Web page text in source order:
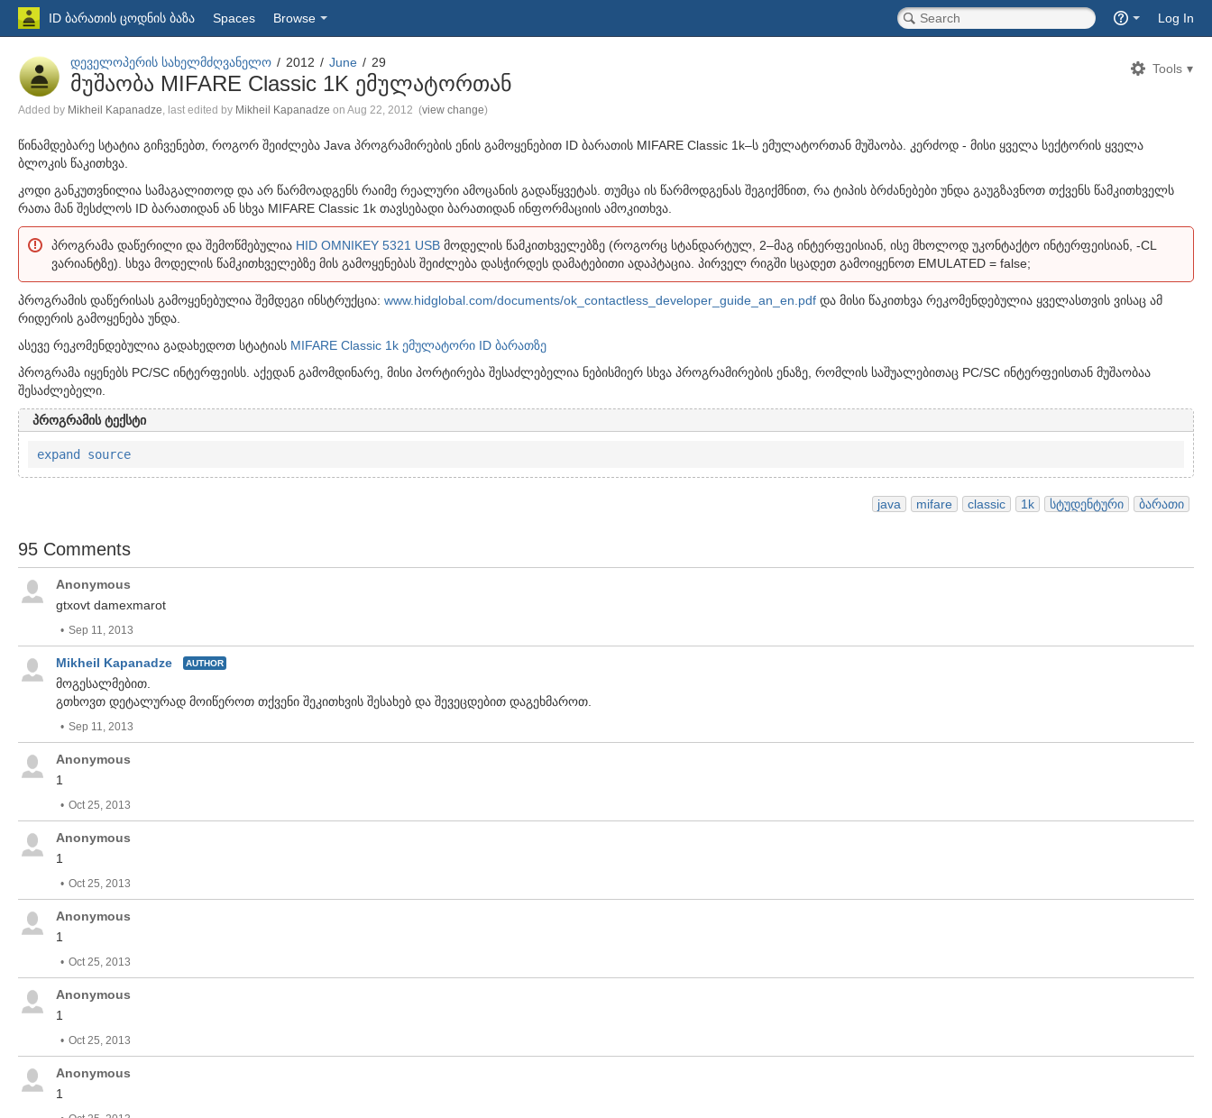
ID ბარათის ცოდნის ბაზა Spaces Browse
Quick
Search
Log In
Tools
დეველოპერის სახელმძღვანელო 2012 June 29
მუშაობა MIFARE Classic 1K ემულატორთან
Skip
end
of
metadata
Added by Mikheil Kapanadze, last edited by Mikheil Kapanadze on Aug 22, 2012 (view change)
Go
to
of
metadata
წინამდებარე სტატია გიჩვენებთ, როგორ შეიძლება Java პროგრამირების ენის გამოყენებით ID ბარათის MIFARE Classic 1k–ს ემულატორთან მუშაობა. კერძოდ - მისი ყველა სექტორის ყველა
ბლოკის წაკითხვა.
კოდი განკუთვნილია სამაგალითოდ და არ წარმოადგენს რაიმე რეალური ამოცანის გადაწყვეტას. თუმცა ის წარმოდგენას შეგიქმნით, რა ტიპის ბრძანებები უნდა გაუგზავნოთ თქვენს წამკითხველს
რათა მან შესძლოს ID ბარათიდან ან სხვა MIFARE Classic 1k თავსებადი ბარათიდან ინფორმაციის ამოკითხვა.
პროგრამა დაწერილი და შემოწმებულია HID OMNIKEY 5321 USB მოდელის წამკითხველებზე (როგორც სტანდარტულ, 2–მაგ ინტერფეისიან, ისე მხოლოდ უკონტაქტო ინტერფეისიან, -CL
ვარიანტზე). სხვა მოდელის წამკითხველებზე მის გამოყენებას შეიძლება დასჭირდეს დამატებითი ადაპტაცია. პირველ რიგში სცადეთ გამოიყენოთ EMULATED = false;
პროგრამის დაწერისას გამოყენებულია შემდეგი ინსტრუქცია: www.hidglobal.com/documents/ok_contactless_developer_guide_an_en.pdf და მისი წაკითხვა რეკომენდებულია ყველასთვის ვისაც ამ
რიდერის გამოყენება უნდა.
ასევე რეკომენდებულია გადახედოთ სტატიას MIFARE Classic 1k ემულატორი ID ბარათზე
პროგრამა იყენებს PC/SC ინტერფეისს. აქედან გამომდინარე, მისი პორტირება შესაძლებელია ნებისმიერ სხვა პროგრამირების ენაზე, რომლის საშუალებითაც PC/SC ინტერფეისთან მუშაობაა
შესაძლებელი.
პროგრამის ტექსტი
expand source
java mifare classic 1k სტუდენტური ბარათი
95 Comments
Anonymous
gtxovt damexmarot
Sep 11, 2013
Mikheil Kapanadze AUTHOR
მოგესალმებით.
გთხოვთ დეტალურად მოიწეროთ თქვენი შეკითხვის შესახებ და შევეცდებით დაგეხმაროთ.
Sep 11, 2013
Anonymous
1
Oct 25, 2013
Anonymous
1
Oct 25, 2013
Anonymous
1
Oct 25, 2013
Anonymous
1
Oct 25, 2013
Anonymous
1